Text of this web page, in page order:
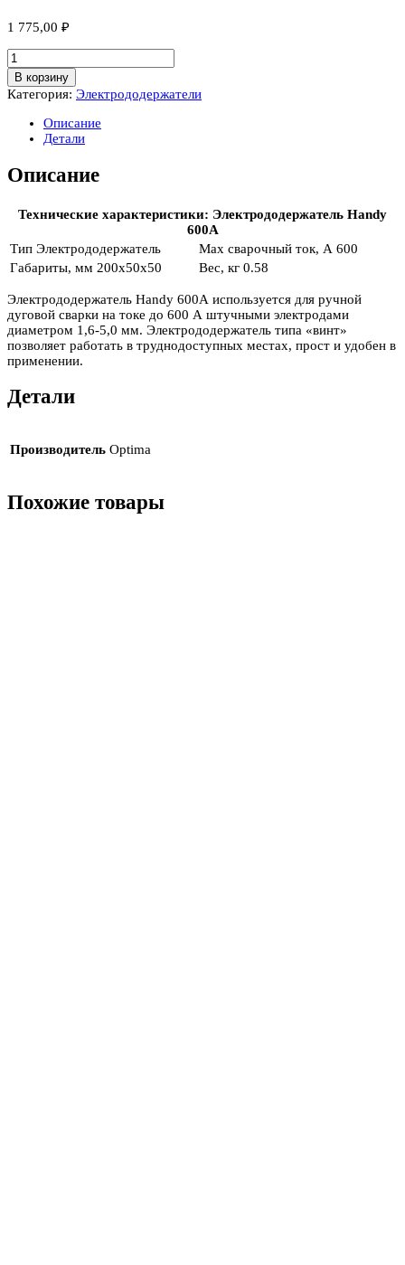
1 775,00 ₽
Количество
товара
Электрододержатель
Handy
В корзину
Категория: Электрододержатели
Описание
Детали
Описание
Технические характеристики: Электрододержатель Handy
600А
Тип Электрододержатель Max сварочный ток, А 600
Габариты, мм 200x50x50 Вес, кг 0.58
Электрододержатель Handy 600А используется для ручной
дуговой сварки на токе до 600 А штучными электродами
диаметром 1,6-5,0 мм. Электрододержатель типа «винт»
позволяет работать в труднодоступных местах, прост и удобен в
применении.
Детали
Производитель Optima
Похожие товары